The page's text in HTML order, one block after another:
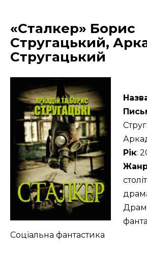
«Сталкер» Борис
Стругацький,
Стругацький
Рік:
Соціальна фантастика